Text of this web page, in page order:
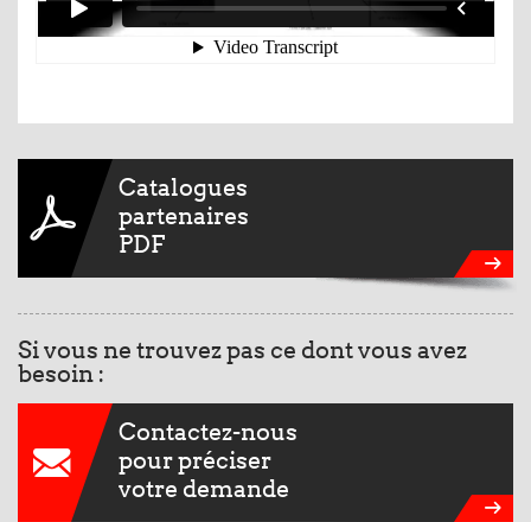
Catalogues
partenaires
PDF
Si vous ne trouvez pas ce dont vous avez
besoin :
Contactez-nous
pour préciser
votre demande